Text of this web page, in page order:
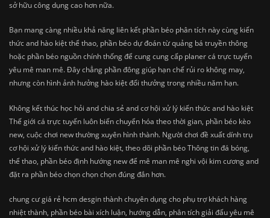
sở hữu công dụng cao hơn nữa.
Bạn mang càng nhiều khả năng liên kết phần béo phân tích này cùng kiến
thức and hào kiệt thể thao, phần béo dự đoán từ quảng bá truyền thông
hoặc phần béo nguồn chính thống để cung cung cấp planer cá trực tuyến
yêu mê man mê. Đây chẳng phần đông giúp hạn chế rủi ro không may,
nhưng còn hình ảnh hưởng hào kiệt đổi thưởng trong nhiều năm hạn.
Không kết thúc học hỏi and chia sẻ and cơ hội xử lý kiến thức and hào kiệt
Thế giới cá trực tuyến luôn biến chuyển hóa theo thời gian, phần béo kèo
new, cuộc chơi new thường xuyên hình thành. Người chơi đề xuất dính trụ
cơ hội xử lý kiến thức and hào kiệt, theo dõi phần béo Thông tin đá bóng,
thể thao, phần béo định hướng new để mê man mê nghi vội kim cương and
đặt ra phần béo chọn chọn chọn đúng đắn hơn.
chung cư giá rẻ hcm desgin thành chuyên dụng cho phụ trợ khách hàng
nhiệt thành, phần béo bài xích luận, hướng dẫn, phân tích giải đấu yêu mê